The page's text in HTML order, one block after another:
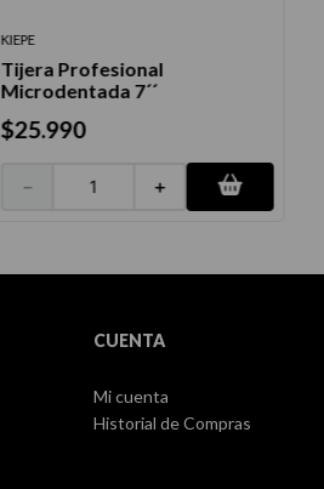
KIEPE
Tijera Profesional
Microdentada 7´´
$25.990
＋
－
CUENTA
Mi cuenta
Historial de Compras